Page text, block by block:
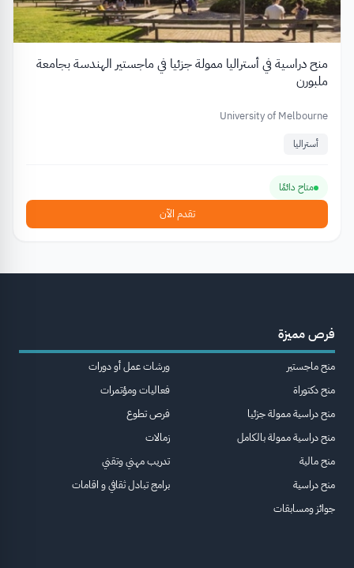
منح دراسية في أستراليا ممولة جزئيا في ماجستير الهندسة بجامعة
ملبورن
University of Melbourne
أستراليا
متاح دائمًا
تقدم الآن
فرص مميزة
منح ماجستير
منح دكتوراة
منح دراسية ممولة جزئيا
منح دراسية ممولة بالكامل
منح مالية
منح دراسية
جوائز ومسابقات
ورشات عمل أو دورات
فعاليات ومؤتمرات
فرص تطوع
زمالات
تدريب مهني وتقني
برامج تبادل ثقافي و اقامات